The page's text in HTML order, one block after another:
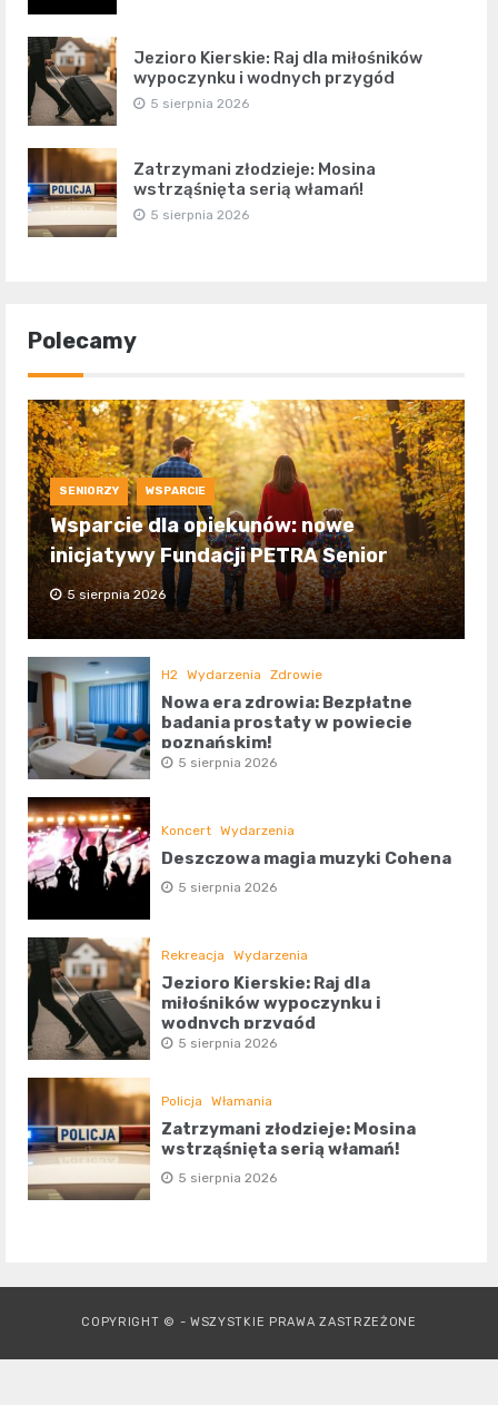
Jezioro Kierskie: Raj dla miłośników
wypoczynku i wodnych przygód
5 sierpnia 2026
Zatrzymani złodzieje: Mosina
wstrząśnięta serią włamań!
5 sierpnia 2026
Polecamy
SENIORZY WSPARCIE
Wsparcie dla opiekunów: nowe
inicjatywy Fundacji PETRA Senior
5 sierpnia 2026
H2 Wydarzenia Zdrowie
Nowa era zdrowia: Bezpłatne
badania prostaty w powiecie
poznańskim!
5 sierpnia 2026
Koncert Wydarzenia
Deszczowa magia muzyki Cohena
5 sierpnia 2026
Rekreacja Wydarzenia
Jezioro Kierskie: Raj dla
miłośników wypoczynku i
wodnych przygód
5 sierpnia 2026
Policja Włamania
Zatrzymani złodzieje: Mosina
wstrząśnięta serią włamań!
5 sierpnia 2026
COPYRIGHT © - WSZYSTKIE PRAWA ZASTRZEŻONE